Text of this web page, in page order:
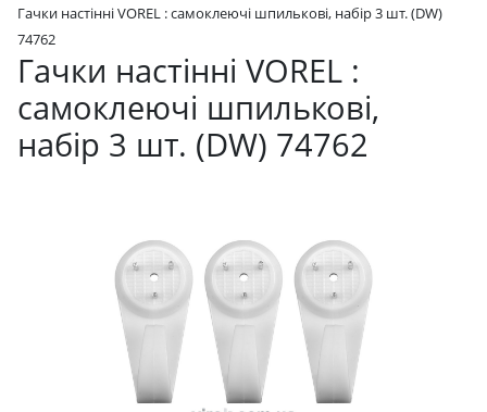
Гачки настінні VOREL : самоклеючі шпилькові, набір 3 шт. (DW)
74762
Гачки настінні VOREL :
самоклеючі шпилькові,
набір 3 шт. (DW) 74762